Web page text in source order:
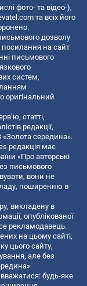
фото- та відео-),
та всіх його
дозволу
посилання на сайт
письмового
систем,
оригінальний
статті,
редакції,
середина».
редакція має
«Про авторські
письмового
вони не
поширенню в
викладену в
опублікованої
рекламодавець.
на цьому сайті,
цього сайту,
але без
будь-яке